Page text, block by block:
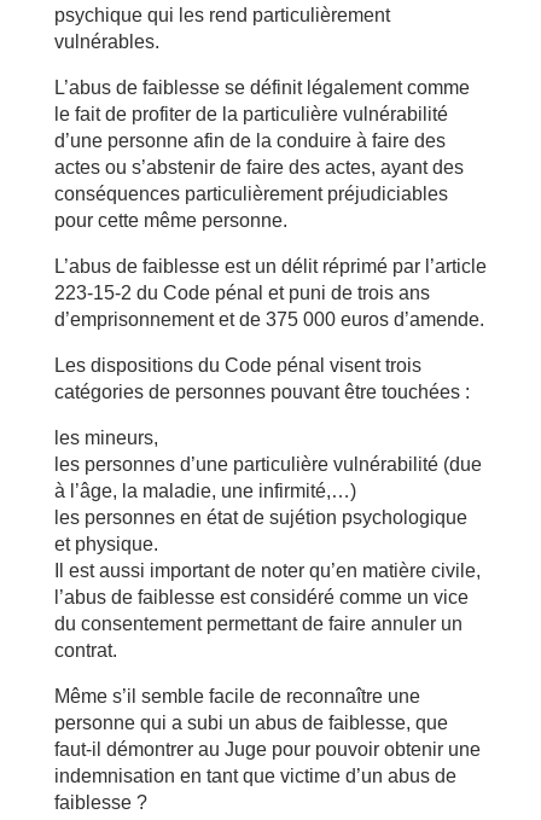
psychique qui les rend particulièrement
vulnérables.
L’abus de faiblesse se définit légalement comme
le fait de profiter de la particulière vulnérabilité
d’une personne afin de la conduire à faire des
actes ou s’abstenir de faire des actes, ayant des
conséquences particulièrement préjudiciables
pour cette même personne.
L’abus de faiblesse est un délit réprimé par l’article
223-15-2 du Code pénal et puni de trois ans
d’emprisonnement et de 375 000 euros d’amende.
Les dispositions du Code pénal visent trois
catégories de personnes pouvant être touchées :
les mineurs,
les personnes d’une particulière vulnérabilité (due
à l’âge, la maladie, une infirmité,…)
les personnes en état de sujétion psychologique
et physique.
Il est aussi important de noter qu’en matière civile,
l’abus de faiblesse est considéré comme un vice
du consentement permettant de faire annuler un
contrat.
Même s’il semble facile de reconnaître une
personne qui a subi un abus de faiblesse, que
faut-il démontrer au Juge pour pouvoir obtenir une
indemnisation en tant que victime d’un abus de
faiblesse ?